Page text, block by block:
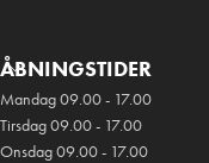
ÅBNINGSTIDER
Mandag 09.00 - 17.00
Tirsdag 09.00 - 17.00
Onsdag 09.00 - 17.00